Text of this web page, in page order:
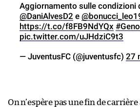
Aggiornamento sulle condizioni
@DaniAlvesD2 e
https://t.co/f8FB9NdYQx
pic.twitter.com/uJHdziC9t3
— JuventusFC (@juventusfc) 27
On n’espère pas une fin de